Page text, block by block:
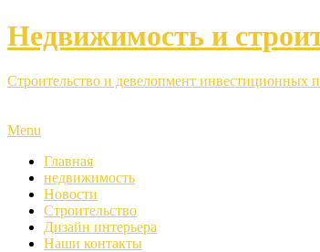
Недвижимость и
Строительство и девелопмент инвестиционных
Menu
Главная
недвижимость
Новости
Строительство
Дизайн интерьера
Наши контакты